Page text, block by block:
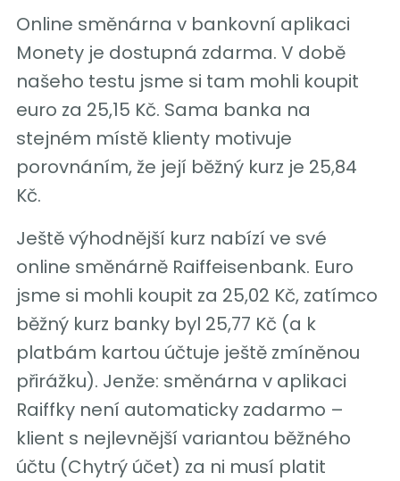
Online směnárna v bankovní aplikaci
Monety je dostupná zdarma. V době
našeho testu jsme si tam mohli koupit
euro za 25,15 Kč. Sama banka na
stejném místě klienty motivuje
porovnáním, že její běžný kurz je 25,84
Kč.
Ještě výhodnější kurz nabízí ve své
online směnárně Raiffeisenbank. Euro
jsme si mohli koupit za 25,02 Kč, zatímco
běžný kurz banky byl 25,77 Kč (a k
platbám kartou účtuje ještě zmíněnou
přirážku). Jenže: směnárna v aplikaci
Raiffky není automaticky zadarmo –
klient s nejlevnější variantou běžného
účtu (Chytrý účet) za ni musí platit